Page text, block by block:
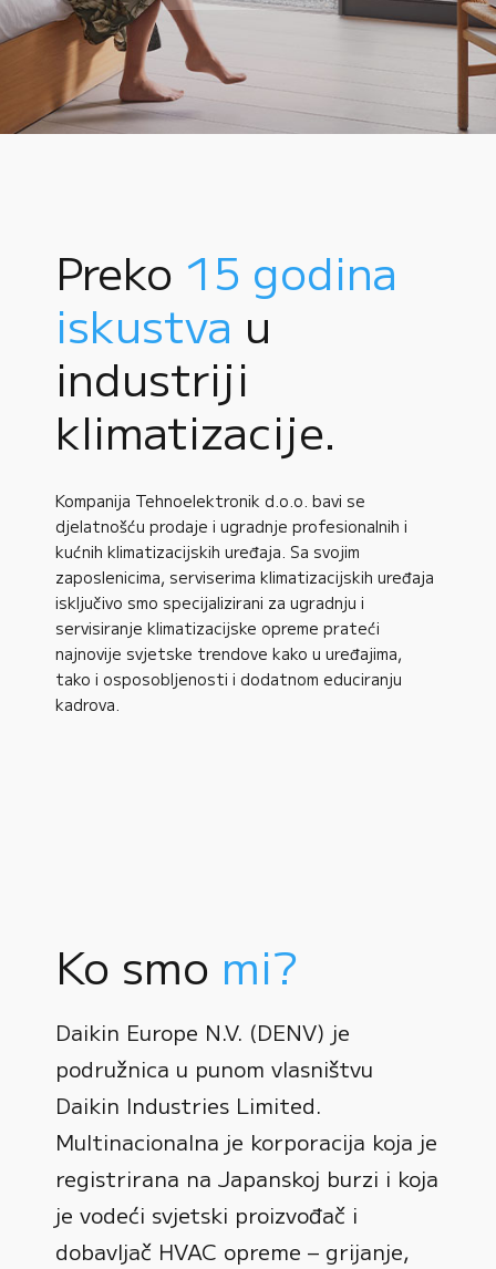
Preko 15 godina
iskustva u
industriji
klimatizacije.
Kompanija Tehnoelektronik d.o.o. bavi se
djelatnošću prodaje i ugradnje profesionalnih i
kućnih klimatizacijskih uređaja. Sa svojim
zaposlenicima, serviserima klimatizacijskih uređaja
isključivo smo specijalizirani za ugradnju i
servisiranje klimatizacijske opreme prateći
najnovije svjetske trendove kako u uređajima,
tako i osposobljenosti i dodatnom educiranju
kadrova.
Ko smo mi?
Daikin Europe N.V. (DENV) je
podružnica u punom vlasništvu
Daikin Industries Limited.
Multinacionalna je korporacija koja je
registrirana na Japanskoj burzi i koja
je vodeći svjetski proizvođač i
dobavljač HVAC opreme – grijanje,
0